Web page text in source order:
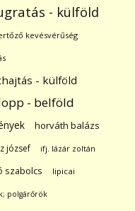
- külföld
kevésvérűség
- külföld
- belföld
horváth balázs
józsef ifj. lázár zoltán
szabolcs lipicai
polgárőrök